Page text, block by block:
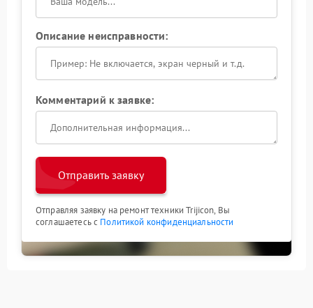
Описание неисправности:
Комментарий к заявке:
Отправить заявку
Отправляя заявку на ремонт техники Trijicon, Вы
соглашаетесь с Политикой конфиденциальности